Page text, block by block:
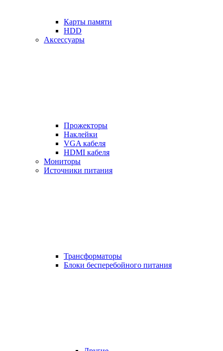
Карты памяти
HDD
Аксессуары
Прожекторы
Наклейки
VGA кабеля
HDMI кабеля
Мониторы
Источники питания
Трансформаторы
Блоки бесперебойного питания